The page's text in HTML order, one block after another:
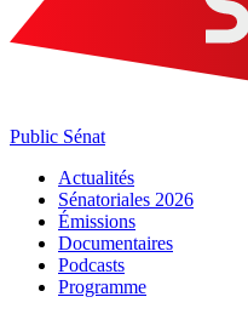
Public Sénat
Actualités
Sénatoriales 2026
Émissions
Documentaires
Podcasts
Programme